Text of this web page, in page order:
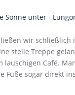
wir schließlich
steile Treppe
lauschigen Café.
Füße sogar direkt